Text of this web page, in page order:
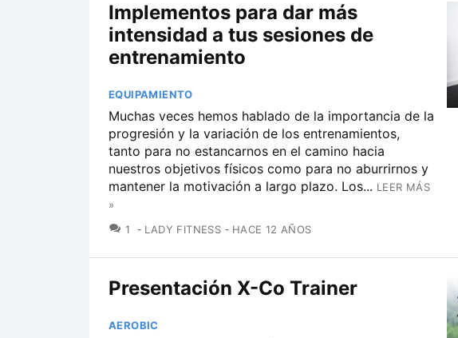
Implementos para dar más
intensidad a tus sesiones de
entrenamiento
EQUIPAMIENTO
Muchas veces hemos hablado de la importancia de la
progresión y la variación de los entrenamientos,
tanto para no estancarnos en el camino hacia
nuestros objetivos físicos como para no aburrirnos y
mantener la motivación a largo plazo. Los... LEER MÁS
»
1
COMENTARIOS
LADY FITNESS HACE 12 AÑOS
Presentación X-Co Trainer
AEROBIC